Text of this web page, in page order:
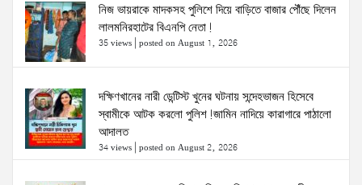
নিজ ভায়রাকে মাদকসহ পুলিশে দিয়ে বাড়িতে বাজার পৌঁছে দিলেন
লালমনিরহাটের বিএনপি নেতা!
35 views posted on August 1, 2026
দক্ষিণখানের নারী ডেন্টিস্ট খুনের ঘটনায় সন্দেহভাজন হিসেবে
স্বামীকে আটক করলো পুলিশ!জামিন নাদিয়ে কারাগারে পাঠালো
আদালত
34 views posted on August 2, 2026